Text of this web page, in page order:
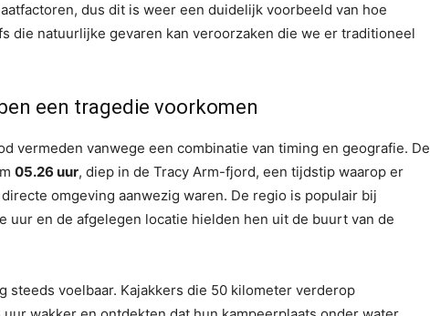
dus dit is weer een duidelijk voorbeeld van hoe
die natuurlijke gevaren kan veroorzaken die we er traditioneel
een tragedie voorkomen
vermeden vanwege een combinatie van timing en geografie. De
05.26 uur, diep in de Tracy Arm-fjord, een tijdstip waarop er
omgeving aanwezig waren. De regio is populair bij
uur en de afgelegen locatie hielden hen uit de buurt van de
steeds voelbaar. Kajakkers die 50 kilometer verderop